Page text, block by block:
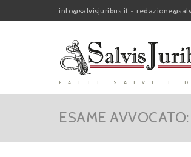
info@salvisjuribus.it -
FATTI SALVI I
ESAME